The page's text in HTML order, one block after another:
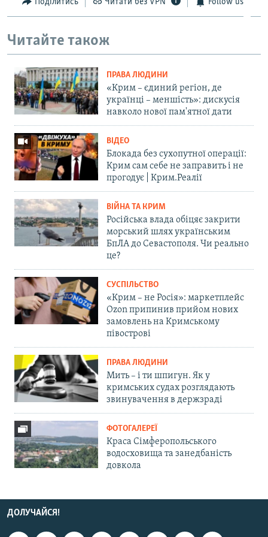
Читайте також
ПРАВА ЛЮДИНИ
«Крим – єдиний регіон, де
українці – меншість»: дискусія
навколо нової пам'ятної дати
ВІДЕО
Блокада без сухопутної операції:
Крим сам себе не заправить і не
прогодує | Крим.Реалії
ВІЙНА ТА КРИМ
Російська влада обіцяє закрити
морський шлях українським
БпЛА до Севастополя. Чи реально
це?
СУСПІЛЬСТВО
«Крим – не Росія»: маркетплейс
Ozon припинив прийом нових
замовлень на Кримському
півострові
ПРАВА ЛЮДИНИ
Мить – і ти шпигун. Як у
кримських судах розглядають
звинувачення в держзраді
ФОТОГАЛЕРЕЇ
Краса Сімферопольського
водосховища та занедбаність
довкола
ДОЛУЧАЙСЯ!